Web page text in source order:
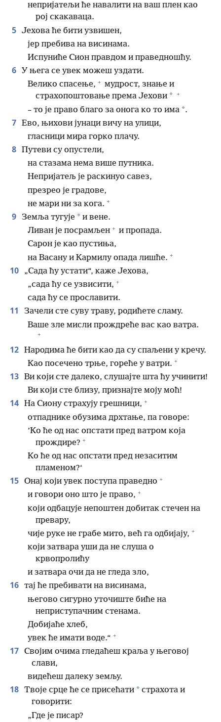
непријатељи ће навалити на ваш плен као
рој скакаваца.
5 Јехова ће бити узвишен,
јер пребива на висинама.
Испуниће Сион правдом и праведношћу.
6 У њега се увек можеш уздати.
Велико спасење, + мудрост, знање и
страхопоштовање према Јехови * +
– то је право благо за онога ко то има *.
7 Ево, њихови јунаци вичу на улици,
гласници мира горко плачу.
8 Путеви су опустели,
на стазама нема више путника.
Непријатељ је раскинуо савез,
презрео је градове,
не мари ни за кога. +
9 Земља тугује * и вене.
Ливан је посрамљен + и пропада.
Сарон је као пустиња,
на Васану и Кармилу опада лишће. +
10
„Сада ћу устати“, каже Јехова,
„сада ћу се узвисити, +
сада ћу се прославити.
11
Зачели сте суву траву, родићете сламу.
Ваше зле мисли прождреће вас као ватра.
+
12 Народима ће бити као да су спаљени у кречу.
Као посечено трње, гореће у ватри. +
13 Ви који сте далеко, слушајте шта ћу учинити!
Ви који сте близу, признајте моју моћ!
14 На Сиону страхују грешници, +
отпаднике обузима дрхтање, па говоре:
’Ко ће од нас опстати пред ватром која
прождире? +
Ко ће од нас опстати пред незаситим
пламеном?‘
15 Онај који увек поступа праведно +
и говори оно што је право, +
који одбацује непоштен добитак стечен на
превару,
чије руке не грабе мито, већ га одбијају, +
који затвара уши да не слуша о
крвопролићу
и затвара очи да не гледа зло,
16 тај ће пребивати на висинама,
његово сигурно уточиште биће на
неприступачним стенама.
Добијаће хлеб,
увек ће имати воде.“ +
17 Својим очима гледаћеш краља у његовој
слави,
видећеш далеку земљу.
18 Твоје срце ће се присећати * страхота и
говорити:
„Где је писар?